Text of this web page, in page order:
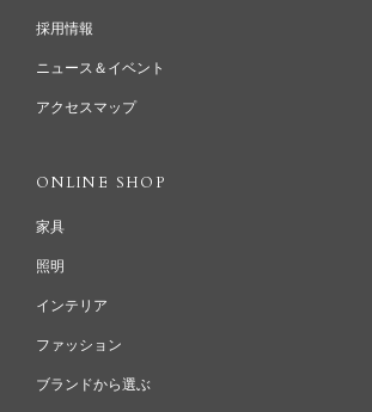
採用情報
ニュース＆イベント
アクセスマップ
ONLINE SHOP
家具
照明
インテリア
ファッション
ブランドから選ぶ